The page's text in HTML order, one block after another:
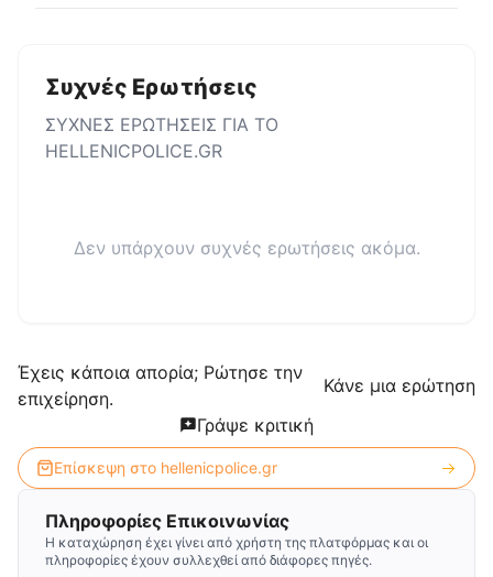
Συχνές Ερωτήσεις
ΣΥΧΝΕΣ ΕΡΩΤΗΣΕΙΣ ΓΙΑ ΤΟ
HELLENICPOLICE.GR
Δεν υπάρχουν συχνές ερωτήσεις ακόμα.
Έχεις κάποια απορία; Ρώτησε την
επιχείρηση.
Κάνε μια ερώτηση
Γράψε κριτική
Επίσκεψη στο hellenicpolice.gr
Πληροφορίες Επικοινωνίας
Η καταχώρηση έχει γίνει από χρήστη της πλατφόρμας και οι
πληροφορίες έχουν συλλεχθεί από διάφορες πηγές.